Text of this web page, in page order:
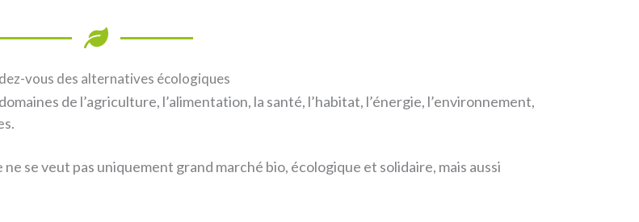
vous des alternatives écologiques
de l’agriculture, l’alimentation, la santé, l’habitat, l’énergie, l’environnement,
se veut pas uniquement grand marché bio, écologique et solidaire, mais aussi